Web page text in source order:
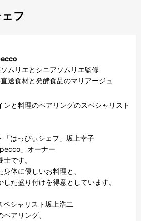
フ
ムリエとシニアソムリエ監修
送食材と発酵食品のマリアージュ
ンと料理のペアリングのスペシャリスト
はっぴぃシェフ」坂上幸子
」オーナー
です。
体に優しいお料理と、
た盛り付けを得意としています。
シャリスト坂上浩二
アリング、